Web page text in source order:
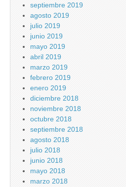
septiembre 2019
agosto 2019
julio 2019
junio 2019
mayo 2019
abril 2019
marzo 2019
febrero 2019
enero 2019
diciembre 2018
noviembre 2018
octubre 2018
septiembre 2018
agosto 2018
julio 2018
junio 2018
mayo 2018
marzo 2018